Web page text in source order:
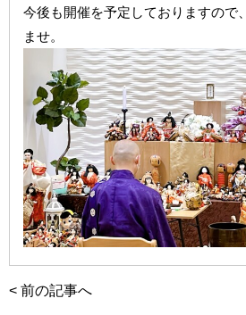
今後も開催を予定しておりますので
ませ。
< 前の記事へ